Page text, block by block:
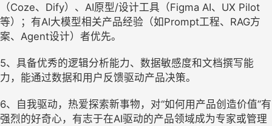
（Coze、Dify）、AI原型/设计工具（Figma AI、UX Pilot
等）；有AI大模型相关产品经验（如Prompt工程、RAG方
案、Agent设计）者优先。
5、具备优秀的逻辑分析能力、数据敏感度和文档撰写能
力，能通过数据和用户反馈驱动产品决策。
6、自我驱动，热爱探索新事物，对“如何用产品创造价值”有
强烈的好奇心，有志于在AI驱动的产品领域成为专家或管理